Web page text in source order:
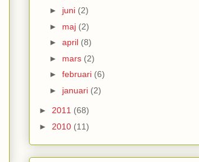
► juni (2)
► maj (2)
► april (8)
► mars (2)
► februari (6)
► januari (2)
► 2011 (68)
► 2010 (11)